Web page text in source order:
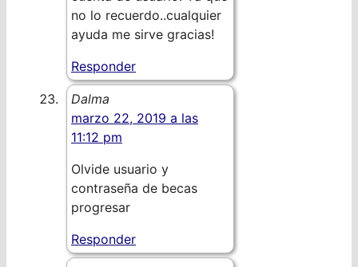
no lo recuerdo..cualquier
ayuda me sirve gracias!
Responder
Dalma
marzo 22, 2019 a las
11:12 pm
Olvide usuario y
contraseña de becas
progresar
Responder